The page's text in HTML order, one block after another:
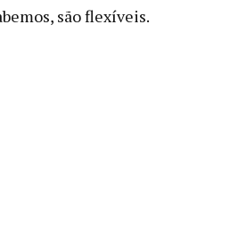
são flexíveis.